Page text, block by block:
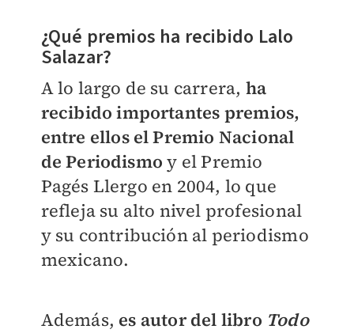
¿Qué premios ha recibido Lalo
Salazar?
A lo largo de su carrera, ha
recibido importantes premios,
entre ellos el Premio Nacional
de Periodismo y el Premio
Pagés Llergo en 2004, lo que
refleja su alto nivel profesional
y su contribución al periodismo
mexicano.
Además, es autor del libro Todo